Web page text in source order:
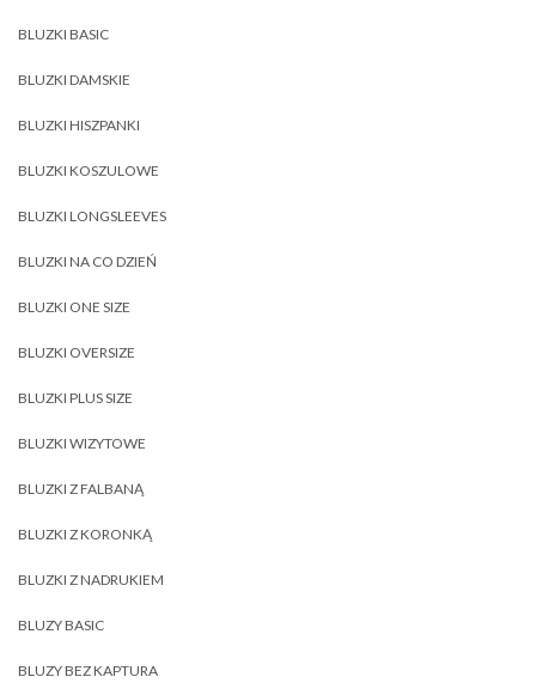
BLUZKI BASIC
BLUZKI DAMSKIE
BLUZKI HISZPANKI
BLUZKI KOSZULOWE
BLUZKI LONGSLEEVES
BLUZKI NA CO DZIEŃ
BLUZKI ONE SIZE
BLUZKI OVERSIZE
BLUZKI PLUS SIZE
BLUZKI WIZYTOWE
BLUZKI Z FALBANĄ
BLUZKI Z KORONKĄ
BLUZKI Z NADRUKIEM
BLUZY BASIC
BLUZY BEZ KAPTURA